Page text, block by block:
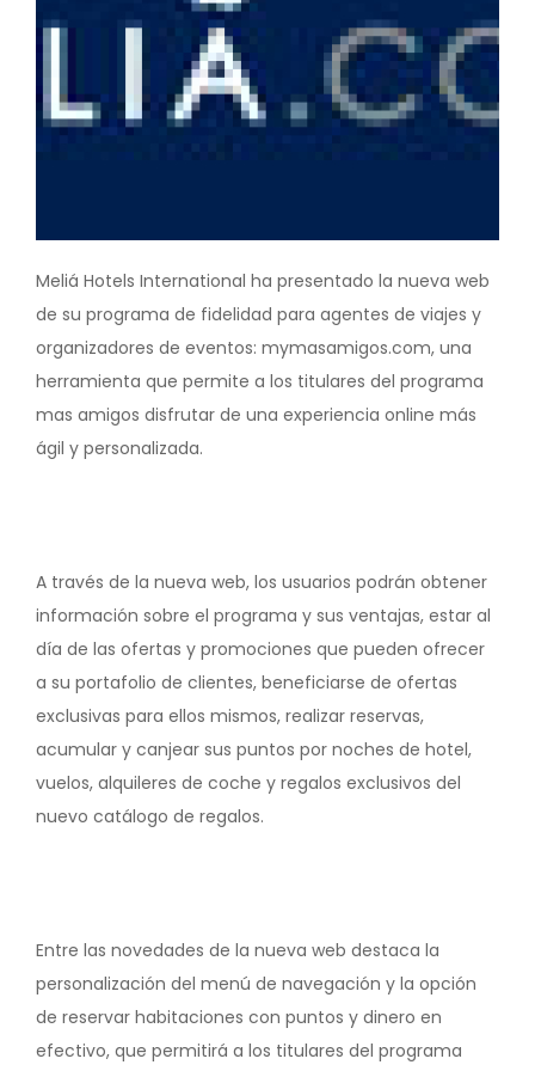
Meliá Hotels International ha presentado la nueva web
de su programa de fidelidad para agentes de viajes y
organizadores de eventos: mymasamigos.com, una
herramienta que permite a los titulares del programa
mas amigos disfrutar de una experiencia online más
ágil y personalizada.
A través de la nueva web, los usuarios podrán obtener
información sobre el programa y sus ventajas, estar al
día de las ofertas y promociones que pueden ofrecer
a su portafolio de clientes, beneficiarse de ofertas
exclusivas para ellos mismos, realizar reservas,
acumular y canjear sus puntos por noches de hotel,
vuelos, alquileres de coche y regalos exclusivos del
nuevo catálogo de regalos.
Entre las novedades de la nueva web destaca la
personalización del menú de navegación y la opción
de reservar habitaciones con puntos y dinero en
efectivo, que permitirá a los titulares del programa